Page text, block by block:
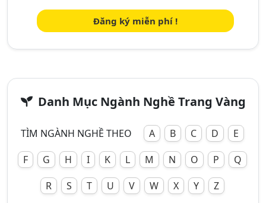
Đăng ký miễn phí !
Danh Mục Ngành Nghề Trang Vàng
TÌM NGÀNH NGHỀ THEO A B C D
E
F
G H I K L M N O P
Q
R
S T U V W X Y Z